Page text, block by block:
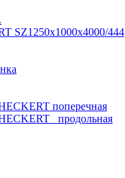
SZ1250x1000x4000/444
поперечная
_продольная